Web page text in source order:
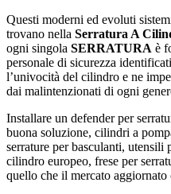
Questi moderni ed evoluti
trovano nella Serratura A
ogni singola SERRATURA è
personale di sicurezza
l’univocità del cilindro e ne
dai malintenzionati di ogni
Installare un defender per
buona soluzione, cilindri a
serrature per basculanti, utensili
cilindro europeo, frese per
quello che il mercato aggiornato